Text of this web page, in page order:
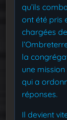
qu’ils
ont été pris
chargées
la
une
qui a
réponses.
Il devient